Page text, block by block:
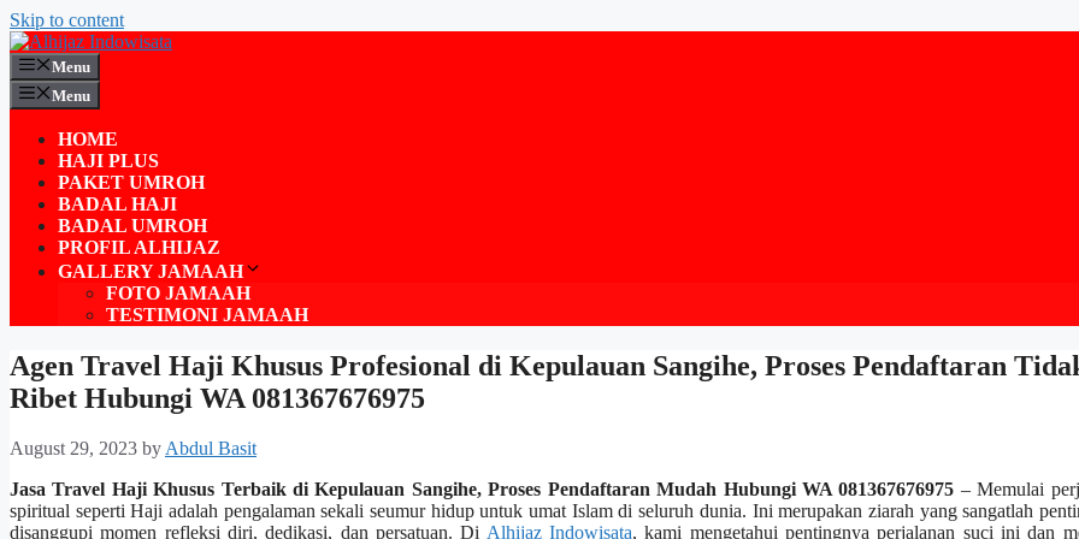
Skip to content
Menu
Menu
HOME
HAJI PLUS
PAKET UMROH
BADAL HAJI
BADAL UMROH
PROFIL ALHIJAZ
GALLERY JAMAAH
FOTO JAMAAH
TESTIMONI JAMAAH
Agen Travel Haji Khusus Profesional di Kepulauan Sangihe, Proses Pendaftaran
Ribet Hubungi WA 081367676975
August 29, 2023 byAbdul Basit
Jasa Travel Haji Khusus Terbaik di Kepulauan Sangihe, Proses Pendaftaran Mudah Hubungi WA 081367676975 – Memulai
spiritual seperti Haji adalah pengalaman sekali seumur hidup untuk umat Islam di seluruh dunia. Ini merupakan ziarah yang sangatlah
disanggupi momen refleksi diri, dedikasi, dan persatuan. Di Alhijaz Indowisata, kami mengetahui pentingnya perjalanan suci ini dan